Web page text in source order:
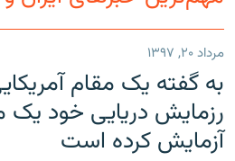
زبان‌های دیگر
مرداد ۲۰, ۱۳۹۷
به گفته یک مقام
رزمایش دریایی خود
آزمایش کرده است